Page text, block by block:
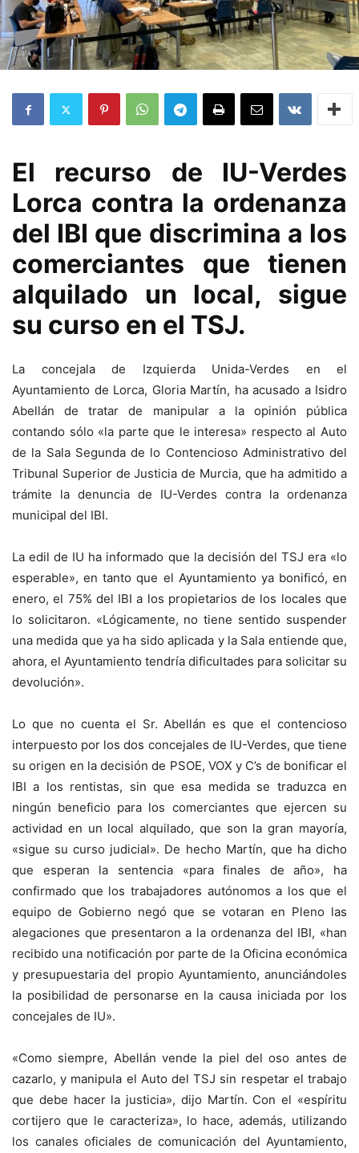
El recurso de IU-Verdes
Lorca contra la ordenanza
del IBI que discrimina a los
comerciantes que tienen
alquilado un local, sigue
su curso en el TSJ.
La concejala de Izquierda Unida-Verdes en el
Ayuntamiento de Lorca, Gloria Martín, ha acusado a Isidro
Abellán de tratar de manipular a la opinión pública
contando sólo «la parte que le interesa» respecto al Auto
de la Sala Segunda de lo Contencioso Administrativo del
Tribunal Superior de Justicia de Murcia, que ha admitido a
trámite la denuncia de IU-Verdes contra la ordenanza
municipal del IBI.
La edil de IU ha informado que la decisión del TSJ era «lo
esperable», en tanto que el Ayuntamiento ya bonificó, en
enero, el 75% del IBI a los propietarios de los locales que
lo solicitaron. «Lógicamente, no tiene sentido suspender
una medida que ya ha sido aplicada y la Sala entiende que,
ahora, el Ayuntamiento tendría dificultades para solicitar su
devolución».
Lo que no cuenta el Sr. Abellán es que el contencioso
interpuesto por los dos concejales de IU-Verdes, que tiene
su origen en la decisión de PSOE, VOX y C’s de bonificar el
IBI a los rentistas, sin que esa medida se traduzca en
ningún beneficio para los comerciantes que ejercen su
actividad en un local alquilado, que son la gran mayoría,
«sigue su curso judicial». De hecho Martín, que ha dicho
que esperan la sentencia «para finales de año», ha
confirmado que los trabajadores autónomos a los que el
equipo de Gobierno negó que se votaran en Pleno las
alegaciones que presentaron a la ordenanza del IBI, «han
recibido una notificación por parte de la Oficina económica
y presupuestaria del propio Ayuntamiento, anunciándoles
la posibilidad de personarse en la causa iniciada por los
concejales de IU».
«Como siempre, Abellán vende la piel del oso antes de
cazarlo, y manipula el Auto del TSJ sin respetar el trabajo
que debe hacer la justicia», dijo Martín. Con el «espíritu
cortijero que le caracteriza», lo hace, además, utilizando
los canales oficiales de comunicación del Ayuntamiento,